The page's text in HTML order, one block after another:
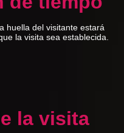
huella del visitante estará
la visita sea establecida.
la visita